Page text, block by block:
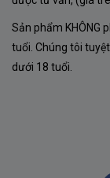
Sản phẩm KHÔNG
tuổi. Chúng tôi
dưới 18 tuổi.